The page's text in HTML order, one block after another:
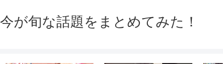
今が旬な話題をまとめてみた！